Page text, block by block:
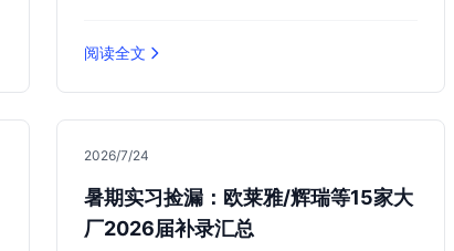
阅读全文
2026/7/24
暑期实习捡漏：欧莱雅/辉瑞等15家大
厂2026届补录汇总